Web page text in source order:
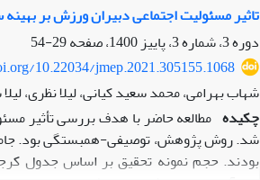
تاثیر مسئولیت اجتماعی دبیران ورزش بر
دوره 3، شماره 3، پاییز 1400، صفحه
29-54
10.22034/jmep.2021.305155.1068
شهاب بهرامی، محمد سعید کیانی، لیلا نظری،
چکیده مطالعه حاضر با هدف بررسی تأثیر